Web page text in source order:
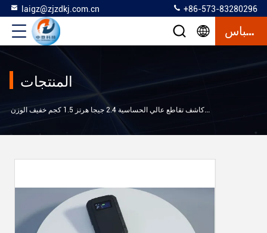
laigz@zjzdkj.com.cn +86-573-83280296
إقتباس
المنتجات
كاشف تقاطع عالي الحساسية 2.4 جيجا هرتز 1.5 كجم خفيف الوزن